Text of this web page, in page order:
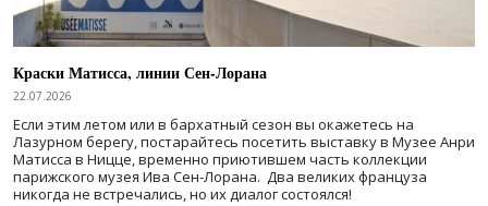
Краски Матисса, линии Сен-Лорана
22.07.2026
Если этим летом или в бархатный сезон вы окажетесь на
Лазурном берегу, постарайтесь посетить выставку в Музее Анри
Матисса в Ницце, временно приютившем часть коллекции
парижского музея Ива Сен-Лорана. Два великих француза
никогда не встречались, но их диалог состоялся!